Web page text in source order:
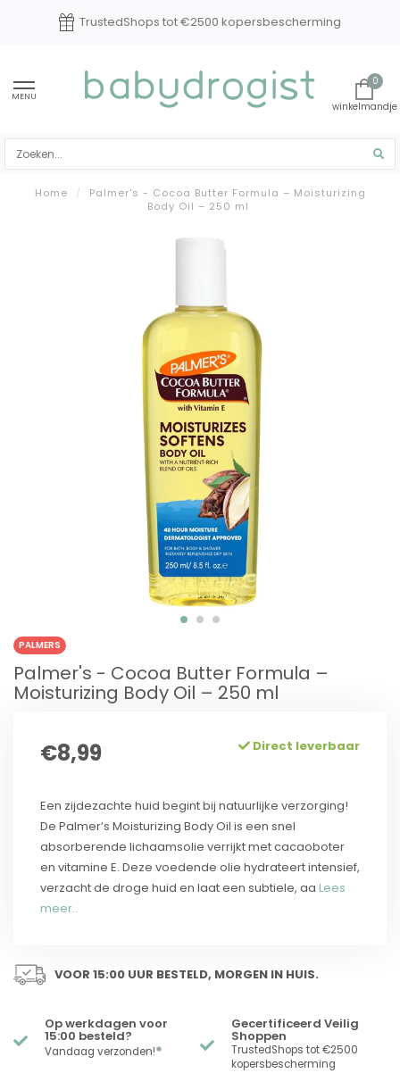
TrustedShops tot €2500 kopersbescherming
MENU
0
Home /
Palmer's - Cocoa Butter Formula – Moisturizing
Body Oil – 250 ml
PALMERS
Palmer's - Cocoa Butter Formula –
Moisturizing Body Oil – 250 ml
€8,99 Direct leverbaar
Een zijdezachte huid begint bij natuurlijke verzorging!
De Palmer’s Moisturizing Body Oil is een snel
absorberende lichaamsolie verrijkt met cacaoboter
en vitamine E. Deze voedende olie hydrateert intensief,
verzacht de droge huid en laat een subtiele, aa Lees
meer..
VOOR 15:00 UUR BESTELD, MORGEN IN HUIS.
Op werkdagen voor
15:00 besteld?
Vandaag verzonden!*
Gecertificeerd Veilig
Shoppen
TrustedShops tot €2500
kopersbescherming